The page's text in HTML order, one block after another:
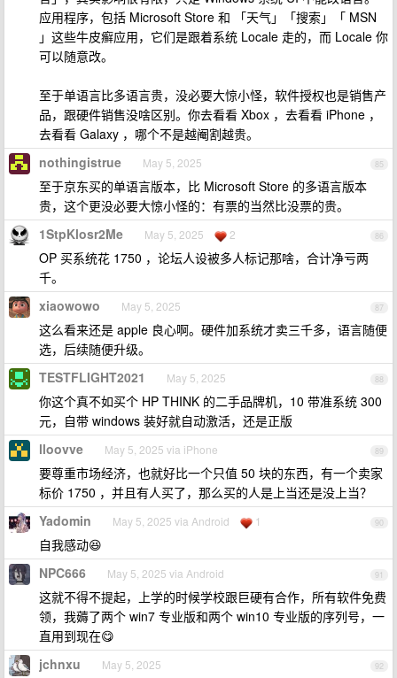
应用程序，包括 Microsoft Store 和 「天气」「搜索」「 MSN
」这些牛皮癣应用，它们是跟着系统 Locale 走的，而 Locale 你
可以随意改。
至于单语言比多语言贵，没必要大惊小怪，软件授权也是销售产
品，跟硬件销售没啥区别。你去看看 Xbox ，去看看 iPhone ，
去看看 Galaxy ，哪个不是越阉割越贵。
85
nothingistrue May 5, 2025
至于京东买的单语言版本，比 Microsoft Store 的多语言版本
贵，这个更没必要大惊小怪的：有票的当然比没票的贵。
86
1StpKlosr2Me May 5, 2025 2
OP 买系统花 1750 ，论坛人设被多人标记那啥，合计净亏两
千。
87
xiaowowo May 5, 2025
这么看来还是 apple 良心啊。硬件加系统才卖三千多，语言随便
选，后续随便升级。
88
TESTFLIGHT2021 May 5, 2025
你这个真不如买个 HP THINK 的二手品牌机，10 带准系统 300
元，自带 windows 装好就自动激活，还是正版
89
lloovve May 5, 2025 via iPhone
要尊重市场经济，也就好比一个只值 50 块的东西，有一个卖家
标价 1750 ，并且有人买了，那么买的人是上当还是没上当？
90
Yadomin May 5, 2025 via Android 1
自我感动😆
91
NPC666 May 5, 2025 via Android
这就不得不提起，上学的时候学校跟巨硬有合作，所有软件免费
领，我薅了两个 win7 专业版和两个 win10 专业版的序列号，一
直用到现在😋
92
jchnxu May 5, 2025